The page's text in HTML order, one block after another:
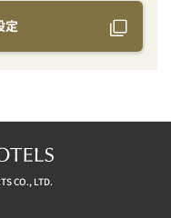
定
CO., LTD.